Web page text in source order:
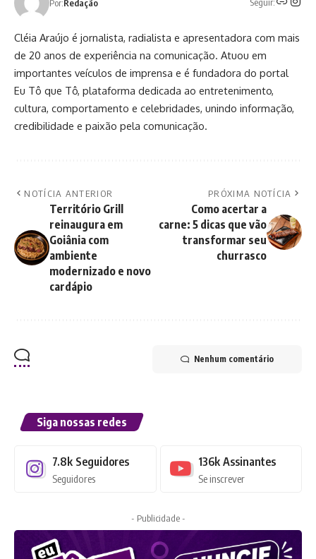
Por:Redação Seguir:
Cléia Araújo é jornalista, radialista e apresentadora com mais
de 20 anos de experiência na comunicação. Atuou em
importantes veículos de imprensa e é fundadora do portal
Eu Tô que Tô, plataforma dedicada ao entretenimento,
cultura, comportamento e celebridades, unindo informação,
credibilidade e paixão pela comunicação.
NOTÍCIA ANTERIOR
Território Grill
reinaugura em
Goiânia com
ambiente
modernizado e novo
cardápio
PRÓXIMA NOTÍCIA
Como acertar a
carne: 5 dicas que vão
transformar seu
churrasco
Nenhum comentário
Siga nossas redes
7.8k Seguidores
Seguidores
136k Assinantes
Se inscrever
- Publicidade -